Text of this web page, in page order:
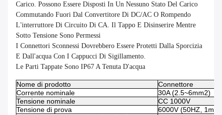
Carico. Possono Essere Disposti In Un Nessuno Stato Del Carico
Commutando Fuori Dal Convertitore Di DC/AC O Rompendo
L'interruttore Di Circuito Di CA. Il Tappo E Disinserire Mentre
Sotto Tensione Sono Permessi
I Connettori Sconnessi Dovrebbero Essere Protetti Dalla Sporcizia
E Dall'acqua Con I Cappucci Di Sigillamento.
Le Parti Tappate Sono IP67 A Tenuta D'acqua
Nome di prodotto
Connettore
Corrente nominale
30A (2.5~6mm2)
Tensione nominale
CC 1000V
Tensione di prova
6000V (50HZ, 1min)